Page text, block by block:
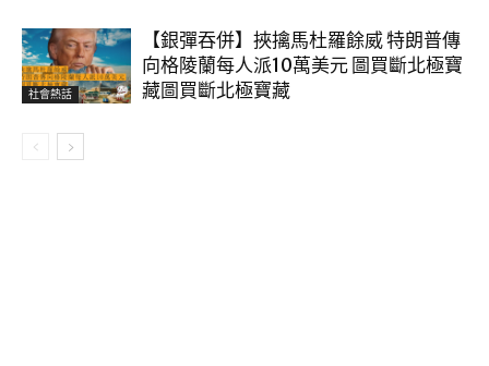
社會熱話
【銀彈吞併】挾擒馬杜羅餘威 特朗普傳
向格陵蘭每人派10萬美元 圖買斷北極寶
藏圖買斷北極寶藏